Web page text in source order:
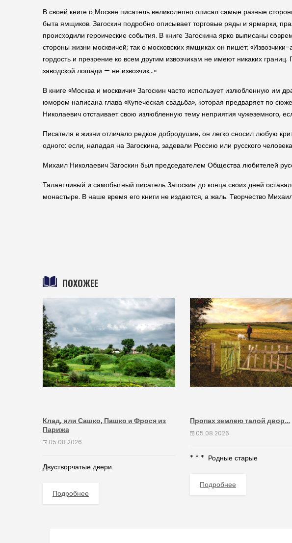
В своей книге о Москве писатель великолепно описал самые разные
быта ямщиков. Заго­скин подробно описывает торговые ряды и ярмарки,
происходили героиче­ские события. В книге Заго­скина ярко выписаны
стороны жизни москвичей; так о москов­ских ямщиках он пишет:
гордость и презрение ко всем другим извозчикам не имеют никаких
завод­ской лошади — не извозчик…»
В книге «Москва и москвичи» Заго­скин часто использует излюбленную
юмором написана глава «Купече­ская свадьба», которая предваряет по
Николаевич отстаивает свою излюбленную тему неприятия чужеземного,
Писателя в жизни отличало редкое добродушие, он легко сносил любую
одного: если, нападая на Заго­скина, задевали Россию или рус­ского
Михаил Николаевич Заго­скин был председателем Общества любителей
Талантливый и самобытный писатель Заго­скин до конца своих дней
монастыре. В наше время его книги не издаются, а жаль. Творчество
ПОХОЖЕЕ
Клад, или Сашко, Пашко и Фрося из
Парижа
05.08.2026
Двустворчатые двери
Подробнее
Пропах землею талой двор…
05.08.2026
* * * Родные старые
Подробнее